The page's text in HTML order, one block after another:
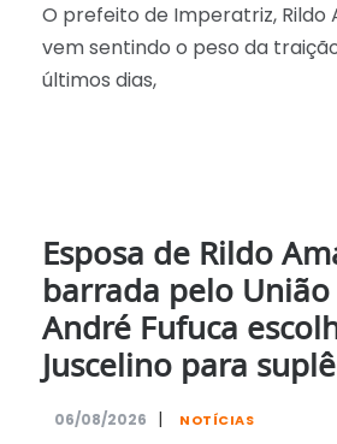
O prefeito de Imperatriz, Rildo
vem sentindo o peso da
últimos dias,
Esposa de Rildo
barrada pelo União
André Fufuca
Juscelino para
06/08/2026 | NOTÍCIAS